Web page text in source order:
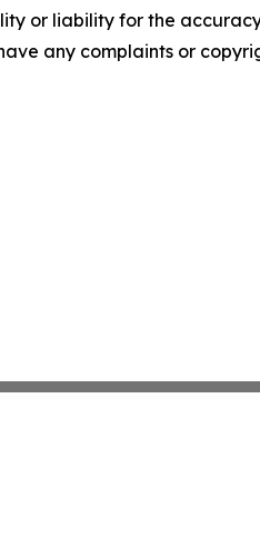
or liability for the
any complaints or